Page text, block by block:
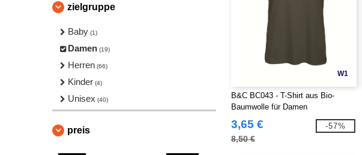
zielgruppe
Baby (1)
Damen (19)
Herren (66)
Kinder (4)
Unisex (40)
preis
W1
B&C BC043 - T-Shirt aus Bio-
Baumwolle für Damen
3,65 €
8,50 €
-57%